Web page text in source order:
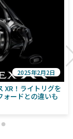
XR！ライトリグを
ォードとの違いも
2025年2月2日